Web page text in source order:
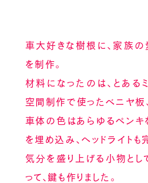
車大好きな樹根に、家族
を制作。
材料になったのは、とある
空間制作で使ったベニヤ板
車体の色はあらゆるペンキ
を埋め込み、ヘッドライトも
気分を盛り上げる小物とし
って、鍵も作りました。